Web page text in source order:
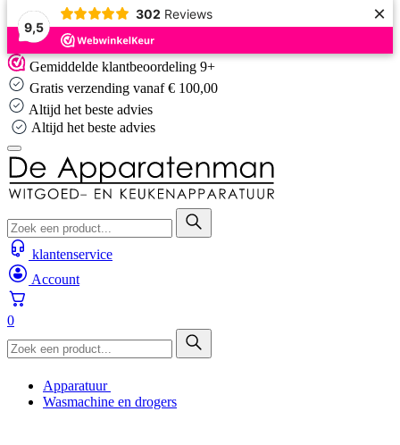
9,5
302 Reviews ×
Skip
to
content
Gemiddelde klantbeoordeling 9+
Gratis verzending vanaf € 100,00
Altijd het beste advies
Altijd het beste advies
klantenservice
Account
0
Apparatuur
Wasmachine en drogers